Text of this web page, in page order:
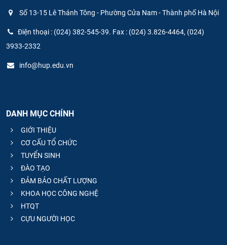
Số 13-15 Lê Thánh Tông - Phường Cửa Nam - Thành phố Hà Nội
Điện thoại : (024) 382-545-39. Fax : (024) 3.826-4464, (024)
3933-2332
info@hup.edu.vn
DANH MỤC CHÍNH
GIỚI THIỆU
CƠ CẤU TỔ CHỨC
TUYỂN SINH
ĐÀO TẠO
ĐẢM BẢO CHẤT LƯỢNG
KHOA HỌC CÔNG NGHỆ
HTQT
CỰU NGƯỜI HỌC